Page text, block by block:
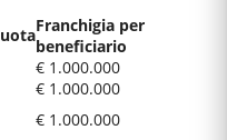
Franchigia per
beneficiario
€ 1.000.000
€ 1.000.000
€ 1.000.000